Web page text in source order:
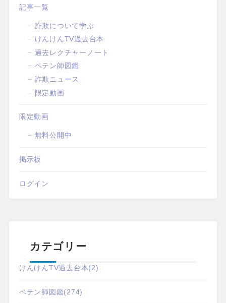
記事一覧
詐欺について学ぶ
けんけんTV過去台本
過去レクチャーノート
ペテン師図鑑
詐欺ニュース
限定動画
限定動画
無料公開中
掲示板
ログイン
カテゴリー
けんけんTV過去台本(2)
ペテン師図鑑(274)